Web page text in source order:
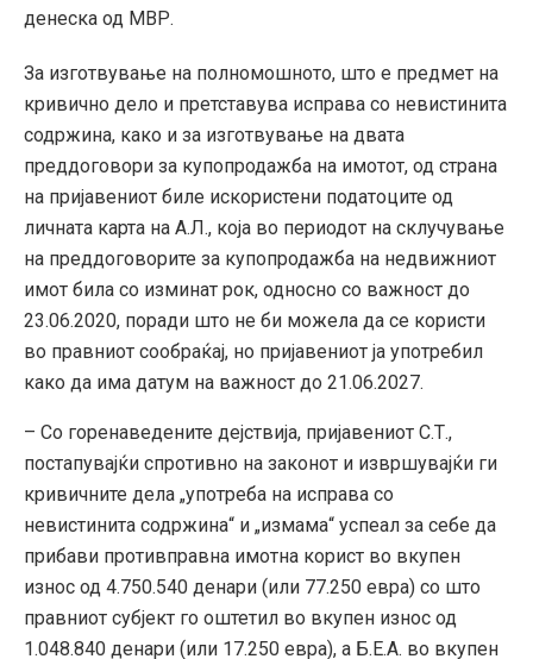
денеска од МВР.
За изготвување на полномошното, што е предмет на
кривично дело и претставува исправа со невистинита
содржина, како и за изготвување на двата
преддоговори за купопродажба на имотот, од страна
на пријавениот биле искористени податоците од
личната карта на А.Л., која во периодот на склучување
на преддоговорите за купопродажба на недвижниот
имот била со изминат рок, односно со важност до
23.06.2020, поради што не би можела да се користи
во правниот сообраќај, но пријавениот ја употребил
како да има датум на важност до 21.06.2027.
– Со горенаведените дејствија, пријавениот С.Т.,
постапувајќи спротивно на законот и извршувајќи ги
кривичните дела „употреба на исправа со
невистинита содржина“ и „измама“ успеал за себе да
прибави противправна имотна корист во вкупен
износ од 4.750.540 денари (или 77.250 евра) со што
правниот субјект го оштетил во вкупен износ од
1.048.840 денари (или 17.250 евра), а Б.Е.А. во вкупен